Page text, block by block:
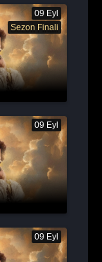
Sezon Finali
09 Eyl
09 Eyl
09 Eyl